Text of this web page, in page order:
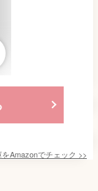
Amazonでチェック >>